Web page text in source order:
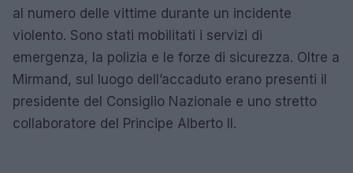
al numero delle vittime durante un incidente
violento. Sono stati mobilitati i servizi di
emergenza, la polizia e le forze di sicurezza. Oltre a
Mirmand, sul luogo dell’accaduto erano presenti il
presidente del Consiglio Nazionale e uno stretto
collaboratore del Principe Alberto II.